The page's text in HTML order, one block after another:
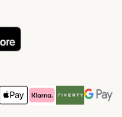
Method
Method
Method
Apple Pay Payment Method
Klarna Payment Method
Riverty Payment
Google